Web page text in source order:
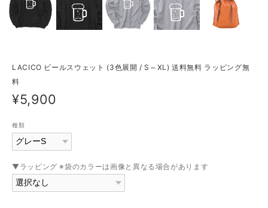
LACICO ビールスウェット (3色展開 / S～XL) 送料無料 ラッピング無
料
¥5,900
種類
▼ラッピング ※袋のカラーは画像と異なる場合があります